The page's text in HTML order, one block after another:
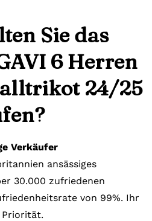
Sie das
6 Herren
24/25
Verkäufer
ansässiges
30.000 zufriedenen
von 99%. Ihr
Priorität.